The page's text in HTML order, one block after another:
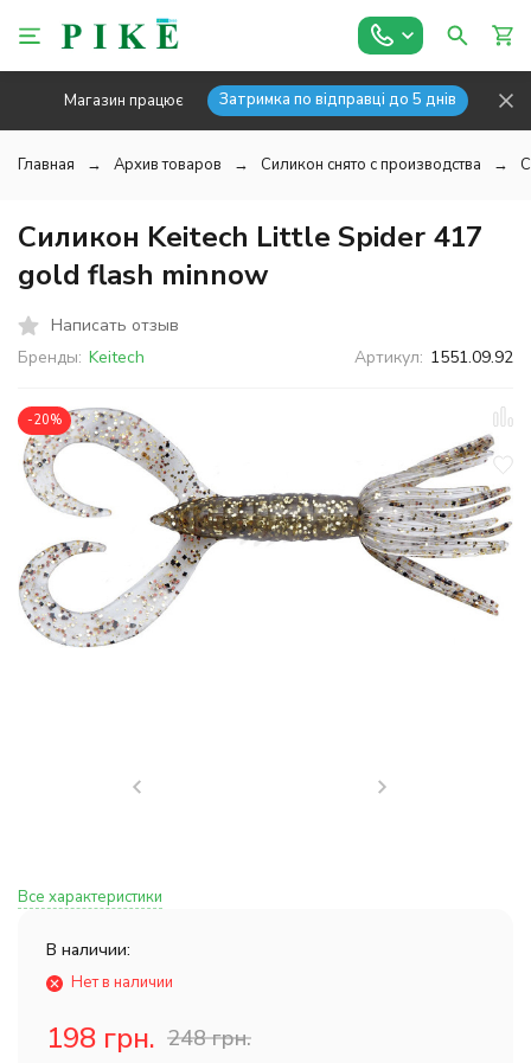
Магазин працює Затримка по відправці до 5 днів
Главная Архив товаров Силикон снято с производства
Силикон Keitech Little Spider 417
gold flash minnow
Написать отзыв
Бренды: Keitech Артикул: 1551.09.92
-20%
Все характеристики
В наличии:
Нет в наличии
198 грн. 248 грн.